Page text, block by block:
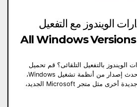
الويندوز مع التفعيل
الويندوز بالتفعيل التلقائى؟ قم تحميل
جميع إصدارات الويندوز أحدث إصدار من أنظمة تشغيل Windows،
مع واجهة جديدة وميزات جديدة أخرى مثل متجر Microsoft الجديد،